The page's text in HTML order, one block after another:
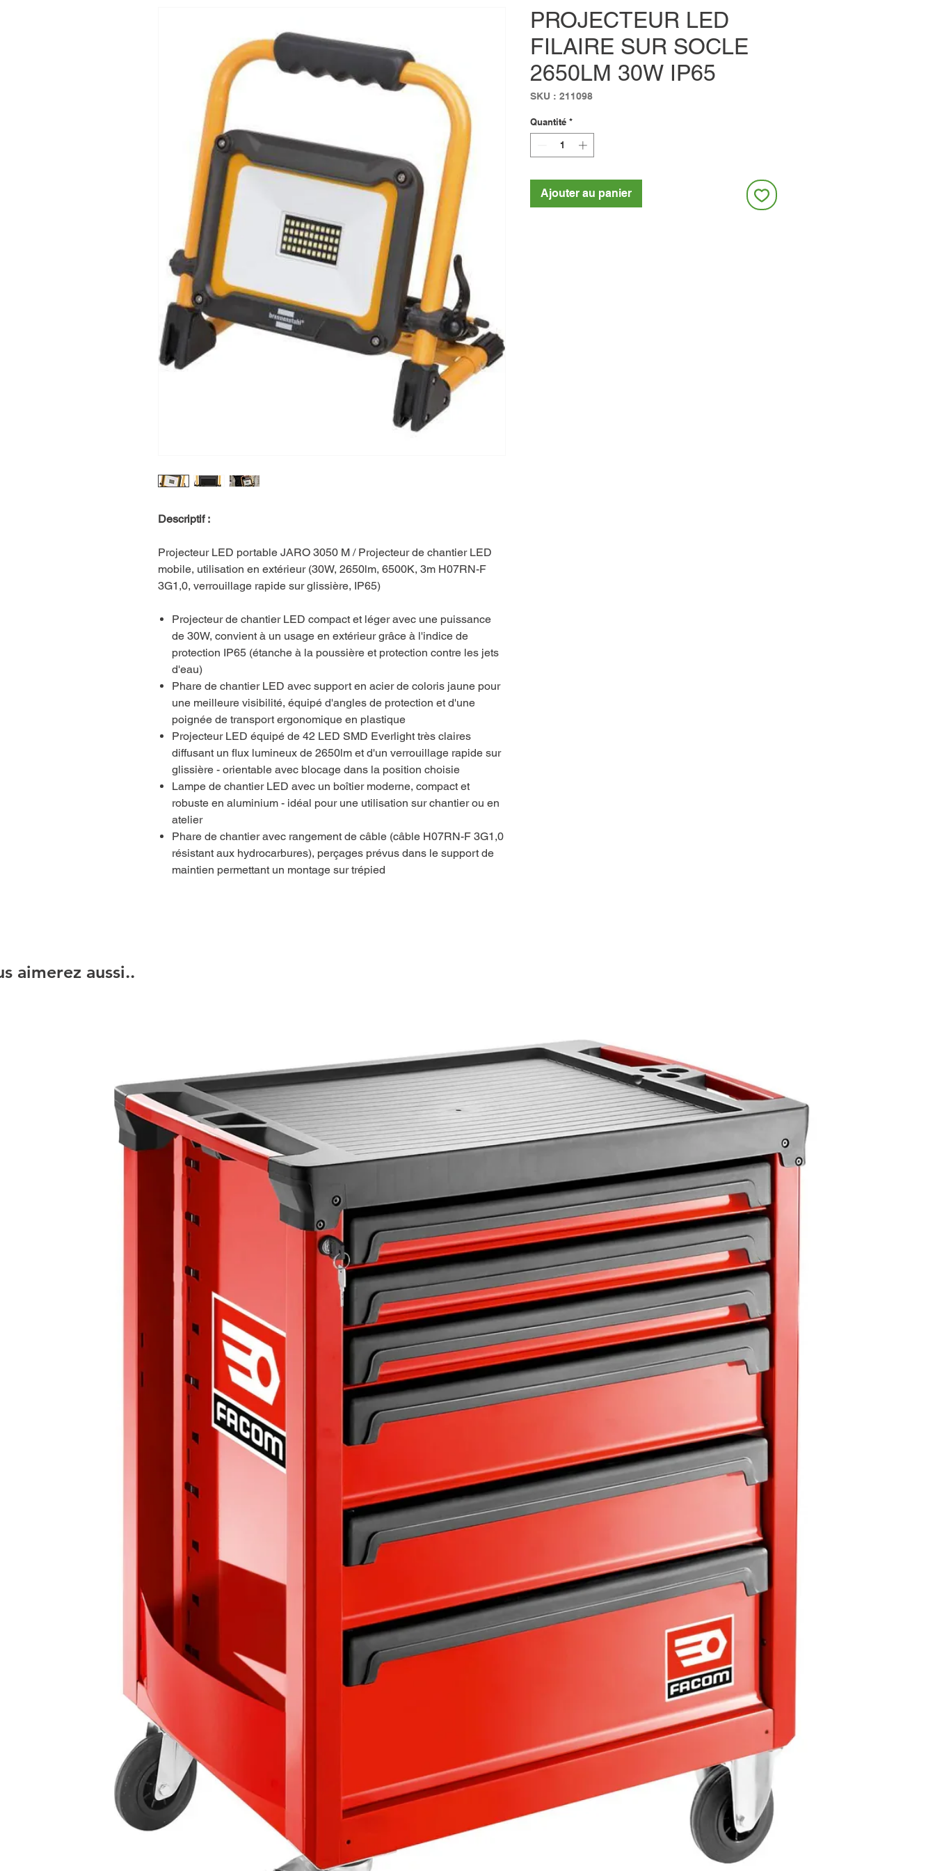
Descriptif :
Projecteur LED portable JARO 3050 M / Projecteur de chantier LED
mobile, utilisation en extérieur (30W, 2650lm, 6500K, 3m H07RN-F
3G1,0, verrouillage rapide sur glissière, IP65)
Projecteur de chantier LED compact et léger avec une puissance
de 30W, convient à un usage en extérieur grâce à l'indice de
protection IP65 (étanche à la poussière et protection contre les jets
d'eau)
Phare de chantier LED avec support en acier de coloris jaune pour
une meilleure visibilité, équipé d'angles de protection et d'une
poignée de transport ergonomique en plastique
Projecteur LED équipé de 42 LED SMD Everlight très claires
diffusant un flux lumineux de 2650lm et d'un verrouillage rapide sur
glissière - orientable avec blocage dans la position choisie
Lampe de chantier LED avec un boîtier moderne, compact et
robuste en aluminium - idéal pour une utilisation sur chantier ou en
atelier
Phare de chantier avec rangement de câble (câble H07RN-F 3G1,0
résistant aux hydrocarbures), perçages prévus dans le support de
maintien permettant un montage sur trépied
PROJECTEUR LED
FILAIRE SUR SOCLE
2650LM 30W IP65
SKU : 211098
Quantité *
Ajouter au panier
aimerez aussi..